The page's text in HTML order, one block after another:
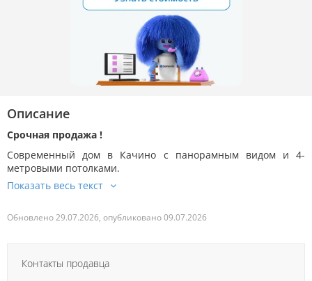
Описание
Срочная продажа !
Современный дом в Качино с панорамным видом и 4-
метровыми потолками.
Обновлено 29.07.2026, опубликовано 09.07.2026
Контакты продавца